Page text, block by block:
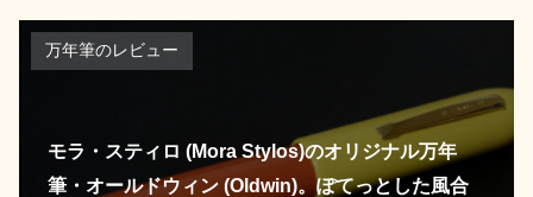
万年筆のレビュー
モラ・スティロ (Mora Stylos)のオリジナル万年
筆・オールドウィン (Oldwin)。ぽてっとした風合